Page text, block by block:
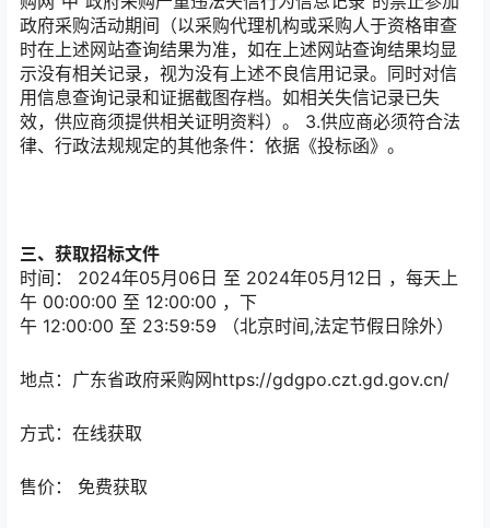
政府采购活动期间（以采购代理机构或采购人于资格审查
时在上述网站查询结果为准，如在上述网站查询结果均显
示没有相关记录，视为没有上述不良信用记录。同时对信
用信息查询记录和证据截图存档。如相关失信记录已失
效，供应商须提供相关证明资料）。 3.供应商必须符合法
律、行政法规规定的其他条件：依据《投标函》。
三、获取招标文件
时间：
2024年05月06日 至 2024年05月12日 ，每天上
午 00:00:00 至 12:00:00 ，下
午 12:00:00 至 23:59:59 （北京时间,法定节假日除外）
地点： 广东省政府采购网https://gdgpo.czt.gd.gov.cn/
方式： 在线获取
售价： 免费获取